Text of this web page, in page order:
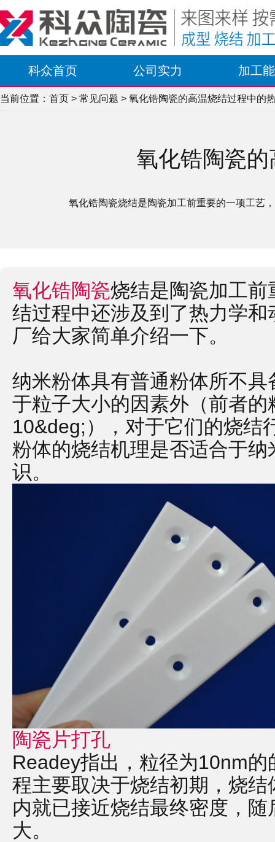
科众首页 公司实力 加工
当前位置： 首页 > 常见问题 > 氧化锆陶瓷的高温烧结过程中的
氧化锆陶瓷
氧化锆陶瓷烧结是陶瓷加工前重要的一项工艺
氧化锆陶瓷烧结是陶瓷加工
结过程中还涉及到了热力学
厂给大家简单介绍一下。
纳米粉体具有普通粉体所不
于粒子大小的因素外（前者
10&deg;），对于它们的烧结
粉体的烧结机理是否适合于
识。
陶瓷片打孔
Readey指出，粒径为10nm
程主要取决于烧结初期，烧
内就已接近烧结最终密度，
大。